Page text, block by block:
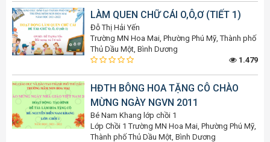
LÀM QUEN CHỮ CÁI O,Ô,Ơ (TIẾT 1)
Đỗ Thị Hải Yến
Trường MN Hoa Mai, Phường Phú Mỹ, Thành phố
Thủ Dầu Một, Bình Dương
1.479
HĐTH BÔNG HOA TẶNG CÔ CHÀO
MỪNG NGÀY NGVN 2011
Bé Nam Khang lớp chồi 1
Lớp Chồi 1 Trường MN Hoa Mai, Phường Phú Mỹ,
Thành phố Thủ Dầu Một, Bình Dương